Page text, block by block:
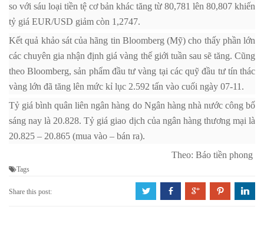
so với sáu loại tiền tệ cơ bản khác tăng từ 80,781 lên 80,807 khiến
tỷ giá EUR/USD giảm còn 1,2747.
Kết quả khảo sát của hãng tin Bloomberg (Mỹ) cho thấy phần lớn
các chuyên gia nhận định giá vàng thế giới tuần sau sẽ tăng. Cũng
theo Bloomberg, sản phẩm đầu tư vàng tại các quỹ đầu tư tín thác
vàng lớn đã tăng lên mức kỉ lục 2.592 tấn vào cuối ngày 07-11.
Tỷ giá bình quân liên ngân hàng do Ngân hàng nhà nước công bố
sáng nay là 20.828. Tỷ giá giao dịch của ngân hàng thương mại là
20.825 – 20.865 (mua vào – bán ra).
Theo: Báo tiền phong
Tags
Share this post: a b c d j